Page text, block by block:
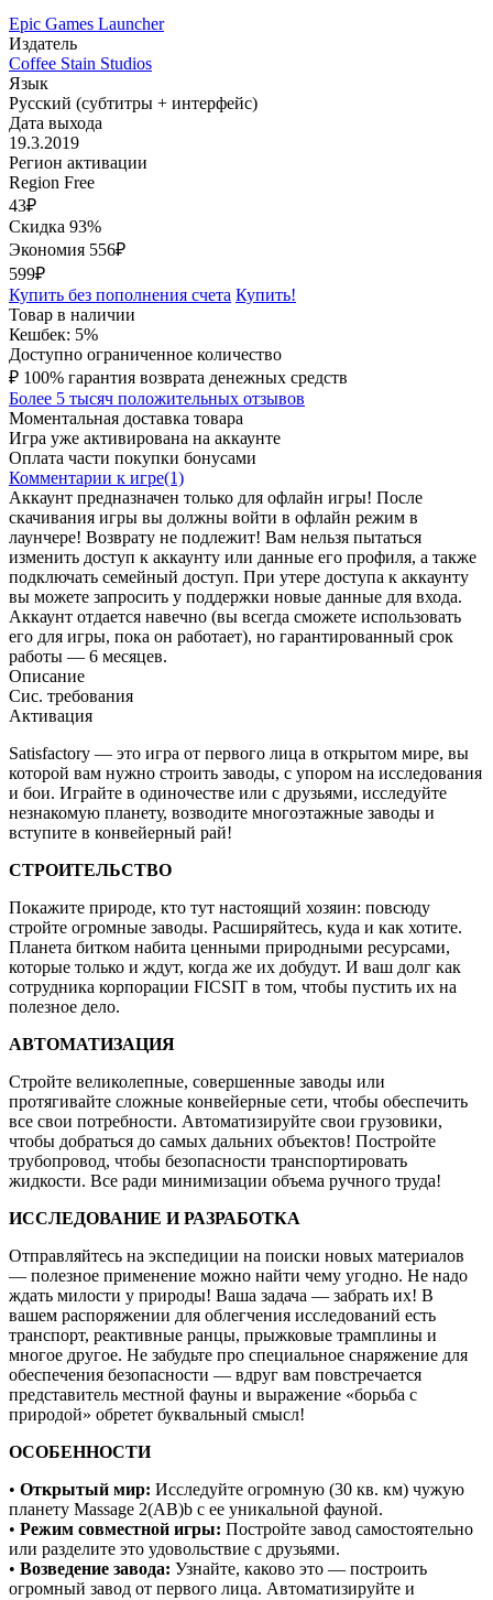
Epic Games Launcher
Издатель
Coffee Stain Studios
Язык
Русский (субтитры + интерфейс)
Дата выхода
19.3.2019
Регион активации
Region Free
43₽
Скидка 93%
Экономия 556₽
599₽
Купить без пополнения счета Купить!
Товар в наличии
Кешбек: 5%
Доступно ограниченное количество
₽ 100% гарантия возврата денежных средств
Более 5 тысяч положительных отзывов
Моментальная доставка товара
Игра уже активирована на аккаунте
Оплата части покупки бонусами
Комментарии к игре(1)
Аккаунт предназначен только для офлайн игры! После
скачивания игры вы должны войти в офлайн режим в
лаунчере! Возврату не подлежит! Вам нельзя пытаться
изменить доступ к аккаунту или данные его профиля, а также
подключать семейный доступ. При утере доступа к аккаунту
вы можете запросить у поддержки новые данные для входа.
Аккаунт отдается навечно (вы всегда сможете использовать
его для игры, пока он работает), но гарантированный срок
работы — 6 месяцев.
Описание
Сис. требования
Активация
Satisfactory — это игра от первого лица в открытом мире, вы
которой вам нужно строить заводы, с упором на исследования
и бои. Играйте в одиночестве или с друзьями, исследуйте
незнакомую планету, возводите многоэтажные заводы и
вступите в конвейерный рай!
СТРОИТЕЛЬСТВО
Покажите природе, кто тут настоящий хозяин: повсюду
стройте огромные заводы. Расширяйтесь, куда и как хотите.
Планета битком набита ценными природными ресурсами,
которые только и ждут, когда же их добудут. И ваш долг как
сотрудника корпорации FICSIT в том, чтобы пустить их на
полезное дело.
АВТОМАТИЗАЦИЯ
Стройте великолепные, совершенные заводы или
протягивайте сложные конвейерные сети, чтобы обеспечить
все свои потребности. Автоматизируйте свои грузовики,
чтобы добраться до самых дальних объектов! Постройте
трубопровод, чтобы безопасности транспортировать
жидкости. Все ради минимизации объема ручного труда!
ИССЛЕДОВАНИЕ И РАЗРАБОТКА
Отправляйтесь на экспедиции на поиски новых материалов
— полезное применение можно найти чему угодно. Не надо
ждать милости у природы! Ваша задача — забрать их! В
вашем распоряжении для облегчения исследований есть
транспорт, реактивные ранцы, прыжковые трамплины и
многое другое. Не забудьте про специальное снаряжение для
обеспечения безопасности — вдруг вам повстречается
представитель местной фауны и выражение «борьба с
природой» обретет буквальный смысл!
ОСОБЕННОСТИ
• Открытый мир: Исследуйте огромную (30 кв. км) чужую
планету Massage 2(AB)b с ее уникальной фауной.
• Режим совместной игры: Постройте завод самостоятельно
или разделите это удовольствие с друзьями.
• Возведение завода: Узнайте, каково это — построить
огромный завод от первого лица. Автоматизируйте и